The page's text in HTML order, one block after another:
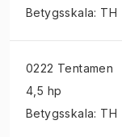
Betygsskala: TH
0222 Tentamen
4,5 hp
Betygsskala: TH